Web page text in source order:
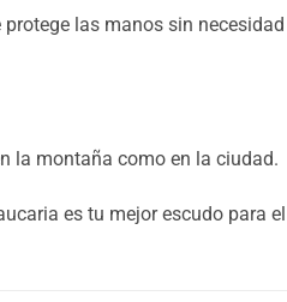
las manos sin
la montaña como en la ciudad.
es tu mejor escudo para